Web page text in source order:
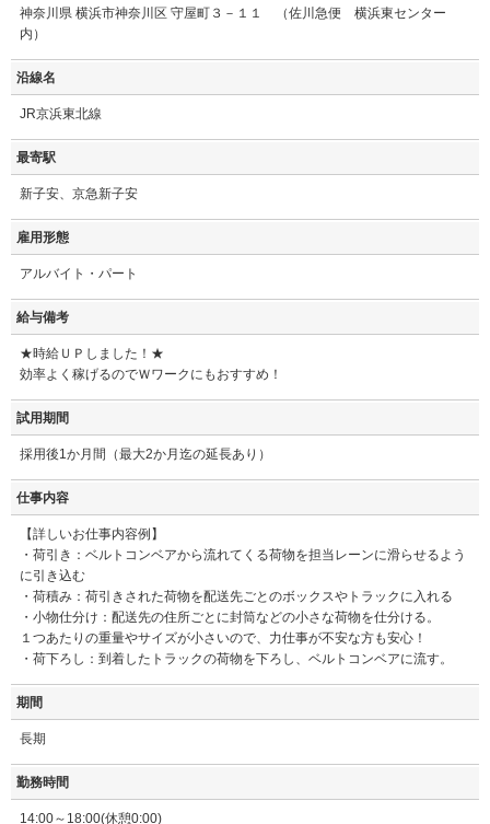
神奈川県 横浜市神奈川区 守屋町３－１１ （佐川急便 横浜東センター
内）
沿線名
JR京浜東北線
最寄駅
新子安、京急新子安
雇用形態
アルバイト・パート
給与備考
★時給ＵＰしました！★
効率よく稼げるのでＷワークにもおすすめ！
試用期間
採用後1か月間（最大2か月迄の延長あり）
仕事内容
【詳しいお仕事内容例】
・荷引き：ベルトコンベアから流れてくる荷物を担当レーンに滑らせるよう
に引き込む
・荷積み：荷引きされた荷物を配送先ごとのボックスやトラックに入れる
・小物仕分け：配送先の住所ごとに封筒などの小さな荷物を仕分ける。
１つあたりの重量やサイズが小さいので、力仕事が不安な方も安心！
・荷下ろし：到着したトラックの荷物を下ろし、ベルトコンベアに流す。
期間
長期
勤務時間
14:00～18:00(休憩0:00)